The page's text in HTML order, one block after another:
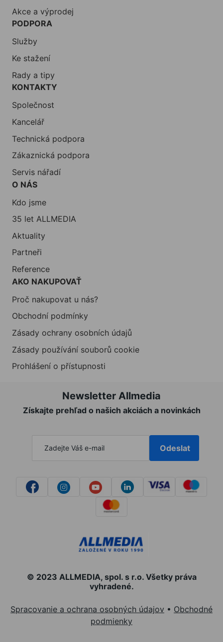
Akce a výprodej
PODPORA
Služby
Ke stažení
Rady a tipy
KONTAKTY
Společnost
Kancelář
Technická podpora
Zákaznická podpora
Servis nářadí
O NÁS
Kdo jsme
35 let ALLMEDIA
Aktuality
Partneři
Reference
AKO NAKUPOVAŤ
Proč nakupovat u nás?
Obchodní podmínky
Zásady ochrany osobních údajů
Zásady používání souborů cookie
Prohlášení o přístupnosti
Newsletter Allmedia
Získajte prehľad o našich akciách a novinkách
Odeslat
© 2023 ALLMEDIA, spol. s r.o. Všetky práva
vyhradené.
Spracovanie a ochrana osobných údajov • Obchodné
podmienky